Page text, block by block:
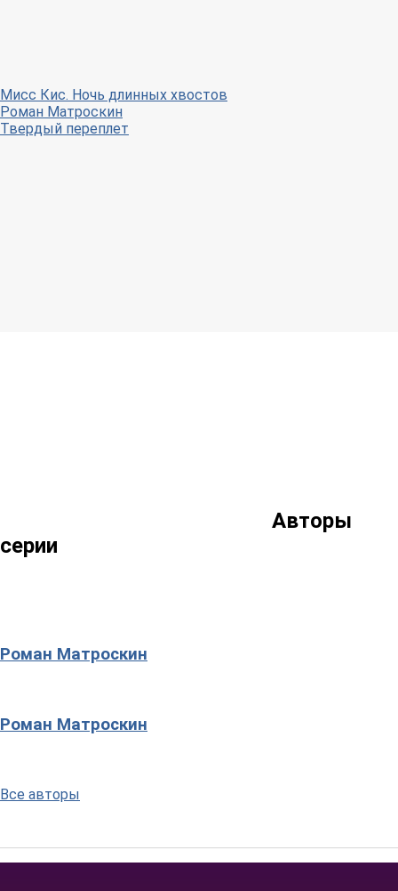
Мисс Кис. Ночь длинных хвостов
Роман Матроскин
Твердый переплет
Авторы
серии
Роман Матроскин
Роман Матроскин
Все авторы